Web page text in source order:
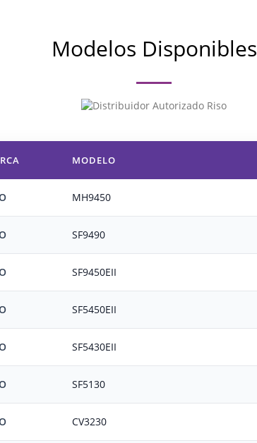
Modelos Disponibles
MODELO
MH9450
SF9490
SF9450EII
SF5450EII
SF5430EII
SF5130
CV3230